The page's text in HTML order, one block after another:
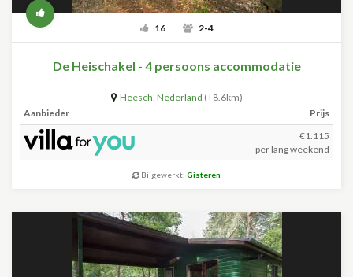
16 2-4
De Heischakel - 4 persoons accommodatie
Heesch, Nederland (+8.6km)
Aanbieder
Prijs
€1.115
per lang weekend
Bijgewerkt: Gisteren